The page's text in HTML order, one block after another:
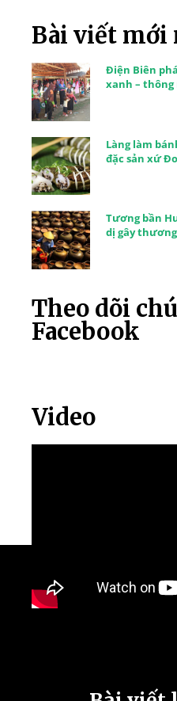
Bài viết mới
Điện Biên
xanh – thông
Làng làm
đặc sản xứ
Tương bần
dị gây
Theo dõi
Facebook
Video